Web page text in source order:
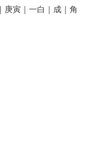
｜庚寅｜一白｜成｜角